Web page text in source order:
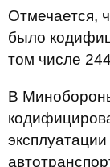
Отмечается,
было
том числе
В